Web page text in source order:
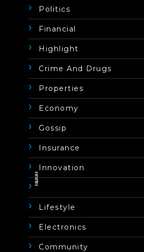
Politics
Financial
Highlight
Crime And Drugs
Properties
Economy
Gossip
Insurance
Innovation
Lifestyle
Electronics
Community